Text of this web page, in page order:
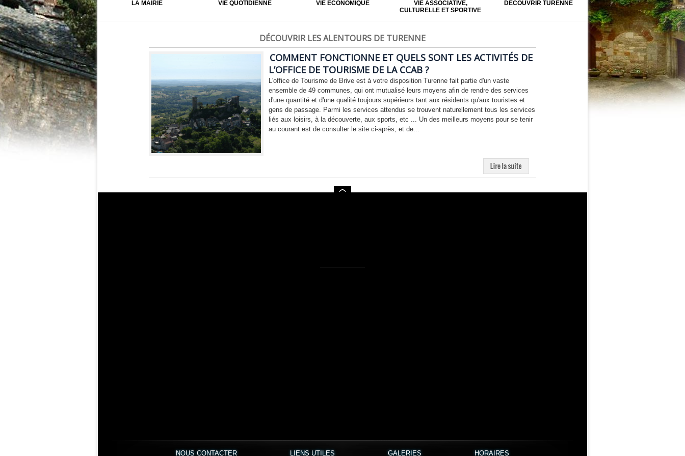
LA MAIRIE VIE QUOTIDIENNE VIE ÉCONOMIQUE
VIE ASSOCIATIVE,
CULTURELLE ET SPORTIVE
DÉCOUVRIR TURENNE
DÉCOUVRIR LES ALENTOURS DE TURENNE
COMMENT FONCTIONNE ET QUELS SONT LES ACTIVITÉS DE
L’OFFICE DE TOURISME DE LA CCAB ?
L'office de Tourisme de Brive est à votre disposition Turenne fait partie d'un vaste
ensemble de 49 communes, qui ont mutualisé leurs moyens afin de rendre des services
d'une quantité et d'une qualité toujours supérieurs tant aux résidents qu'aux touristes et
gens de passage. Parmi les services attendus se trouvent naturellement tous les services
liés aux loisirs, à la découverte, aux sports, etc ... Un des meilleurs moyens pour se tenir
au courant est de consulter le site ci-après, et de...
NOUS CONTACTER LIENS UTILES GALERIES HORAIRES